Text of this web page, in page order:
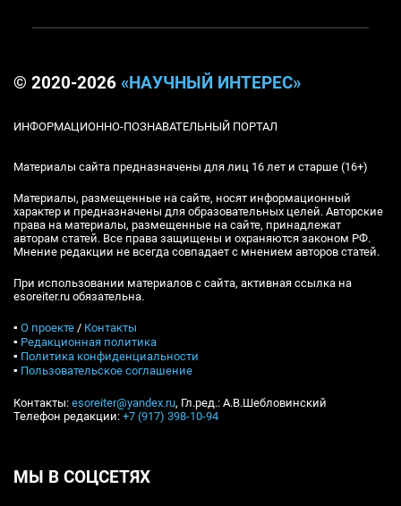
© 2020-2026 «НАУЧНЫЙ ИНТЕРЕС»
ИНФОРМАЦИОННО-ПОЗНАВАТЕЛЬНЫЙ ПОРТАЛ
Материалы сайта предназначены для лиц 16 лет и старше (16+)
Материалы, размещенные на сайте, носят информационный
характер и предназначены для образовательных целей. Авторские
права на материалы, размещенные на сайте, принадлежат
авторам статей. Все права защищены и охраняются законом РФ.
Мнение редакции не всегда совпадает с мнением авторов статей.
При использовании материалов с сайта, активная ссылка на
esoreiter.ru обязательна.
▪ О проекте / Контакты
▪ Редакционная политика
▪ Политика конфиденциальности
▪ Пользовательское соглашение
Контакты: esoreiter@yandex.ru, Гл.ред.: А.В.Шебловинский
Телефон редакции: +7 (917) 398-10-94
МЫ В СОЦСЕТЯХ